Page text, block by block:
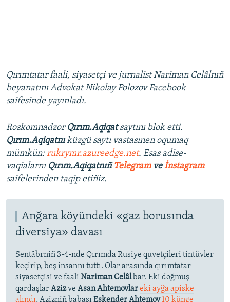
Qırımtatar faali, siyasetçi ve jurnalist Nariman Celâlnıñ
beyanatını Advokat Nikolay Polozov Facebook
saifesinde yayınladı.
Roskomnadzor Qırım.Aqiqatsaytını blok etti.
Qırım.Aqiqatnıküzgü saytı vastasınen oqumaq
mümkün:rukrymr.azureedge.net. Esas adise-
vaqialarnı Qırım.Aqiqatnıñ Telegramveİnstagram
saifelerinden taqip etiñiz.
Anğara köyündeki «gaz borusında
diversiya» davası
Sentâbrniñ 3-4-nde Qırımda Rusiye quvetçileri tintüvler
keçirip, beş insannı tuttı. Olar arasında qırımtatar
siyasetçisi ve faali Nariman Celâlbar. Eki doğmuş
qardaşlarAzizve Asan Ahtemovlareki ayğa apiske
alındı, Azizniñ babası Eskender Ahtemov 10 künge